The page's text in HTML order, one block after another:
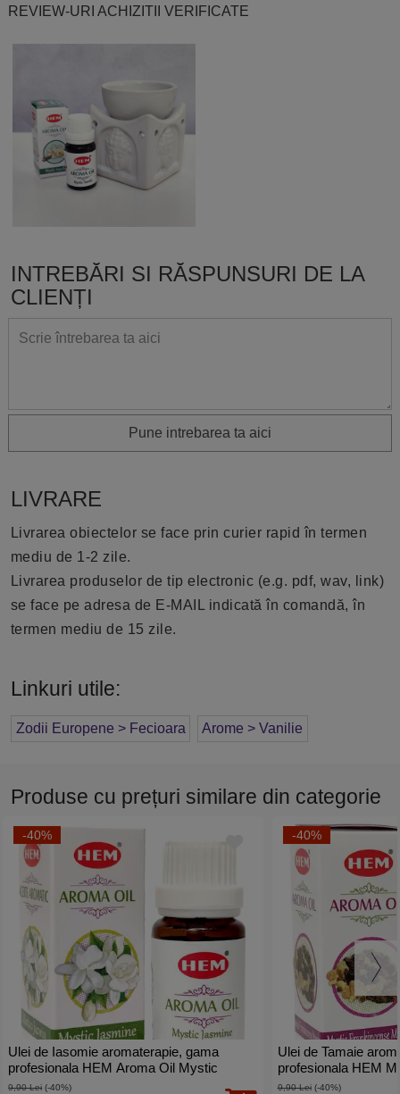
REVIEW-URI ACHIZITII VERIFICATE
INTREBĂRI SI RĂSPUNSURI DE LA
CLIENȚI
Pune intrebarea ta aici
LIVRARE
Livrarea obiectelor se face prin curier rapid în termen
mediu de 1-2 zile.
Livrarea produselor de tip electronic (e.g. pdf, wav, link)
se face pe adresa de E-MAIL indicată în comandă, în
termen mediu de 15 zile.
Linkuri utile:
Zodii Europene > Fecioara Arome > Vanilie
Produse cu prețuri similare din categorie
-40%
Ulei de Iasomie aromaterapie, gama
profesionala HEM Aroma Oil Mystic
Jasmine, miros floral placut, 10 ml
9,90 Lei (-40%)
-40%
Ulei de Tamaie
profesionala HEM
Myrrh,
9,90 Lei(-40%)